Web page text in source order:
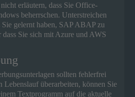
erläutern, dass Sie Office-
beherrschen. Unterstreichen
Sie gelernt haben, SAP ABAP zu
dass Sie sich mit Azure und AWS
sollten fehlerfrei
Lebenslauf überarbeiten, können Sie
Textprogramm auf die aktuelle